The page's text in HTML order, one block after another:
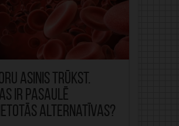
asinis trūkst.
ir pasaulē
alternatīvas?